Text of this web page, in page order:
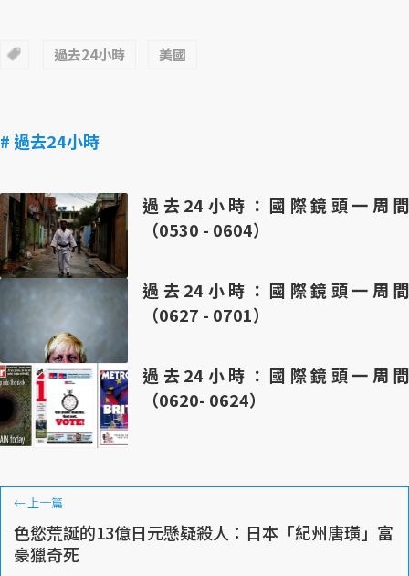
過去24小時 美國
# 過去24小時
過去24小時：國際鏡頭一周間
（0530 - 0604）
過去24小時：國際鏡頭一周間
（0627 - 0701）
過去24小時：國際鏡頭一周間
（0620- 0624）
←上一篇
色慾荒誕的13億日元懸疑殺人：日本「紀州唐璜」富
豪獵奇死